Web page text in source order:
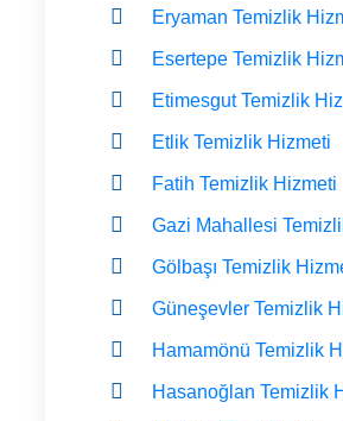
Eryaman Temizlik
Esertepe Temizlik
Etimesgut Temizlik
Etlik Temizlik Hizmeti
Fatih Temizlik Hizmeti
Gazi Mahallesi
Gölbaşı Temizlik
Güneşevler Temizlik
Hamamönü Temizlik
Hasanoğlan Temizlik